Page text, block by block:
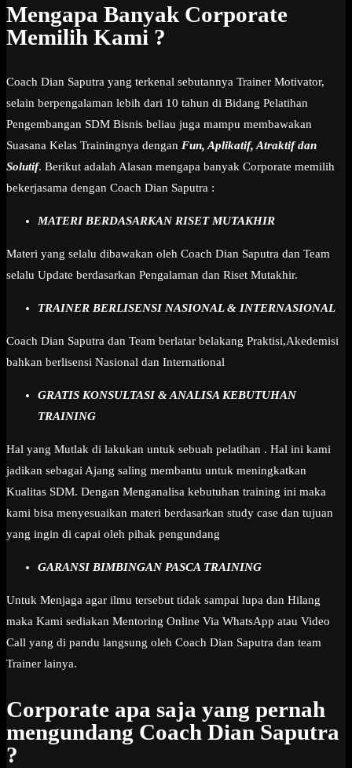
Mengapa Banyak Corporate
Memilih Kami ?
Coach Dian Saputra yang terkenal sebutannya Trainer Motivator,
selain berpengalaman lebih dari 10 tahun di Bidang Pelatihan
Pengembangan SDM Bisnis beliau juga mampu membawakan
Suasana Kelas Trainingnya dengan Fun, Aplikatif, Atraktif dan
Solutif. Berikut adalah Alasan mengapa banyak Corporate memilih
bekerjasama dengan Coach Dian Saputra :
MATERI BERDASARKAN RISET MUTAKHIR
Materi yang selalu dibawakan oleh Coach Dian Saputra dan Team
selalu Update berdasarkan Pengalaman dan Riset Mutakhir.
TRAINER BERLISENSI NASIONAL & INTERNASIONAL
Coach Dian Saputra dan Team berlatar belakang Praktisi,Akedemisi
bahkan berlisensi Nasional dan International
GRATIS KONSULTASI & ANALISA KEBUTUHAN
TRAINING
Hal yang Mutlak di lakukan untuk sebuah pelatihan . Hal ini kami
jadikan sebagai Ajang saling membantu untuk meningkatkan
Kualitas SDM. Dengan Menganalisa kebutuhan training ini maka
kami bisa menyesuaikan materi berdasarkan study case dan tujuan
yang ingin di capai oleh pihak pengundang
GARANSI BIMBINGAN PASCA TRAINING
Untuk Menjaga agar ilmu tersebut tidak sampai lupa dan Hilang
maka Kami sediakan Mentoring Online Via WhatsApp atau Video
Call yang di pandu langsung oleh Coach Dian Saputra dan team
Trainer lainya.
Corporate apa saja yang pernah
mengundang Coach Dian Saputra
?